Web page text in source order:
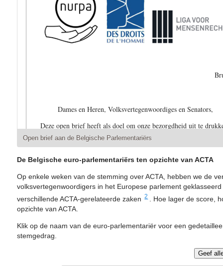
Dames en Heren, Volksvertegenwoordiges en Senators,
Deze open brief heeft als doel om onze bezorgdheid uit te
de Anti-Counterfeiting Trade Agreement (ACTA 1) en de
fundamentele vrijheden hiervan. De gevolgen van ACTA gaan
het Internet met betrekking tot de uitoefening van het recht op
communicatie.
ACTA omzeilt de democratie en cultiveert geheimhouding
ACTA is een multilateraal akkoord dat een internationale
etc.). Een definitieve versie werd publiek gemaakt op 3
onderhandelingen waarbij de meerderheid van
Comity), onafhankelijk van bestaande organisaties zoals de
Open brief aan de Belgische Parlementariërs
De Belgische euro-parlementariërs ten opzichte van ACTA
Op enkele weken van de stemming over ACTA, hebben we de
volksvertegenwoordigers in het Europese parlement
verschillende ACTA-gerelateerde zaken 2
. Hoe lager de score,
opzichte van ACTA.
Klik op de naam van de euro-parlementariër voor een
stemgedrag.